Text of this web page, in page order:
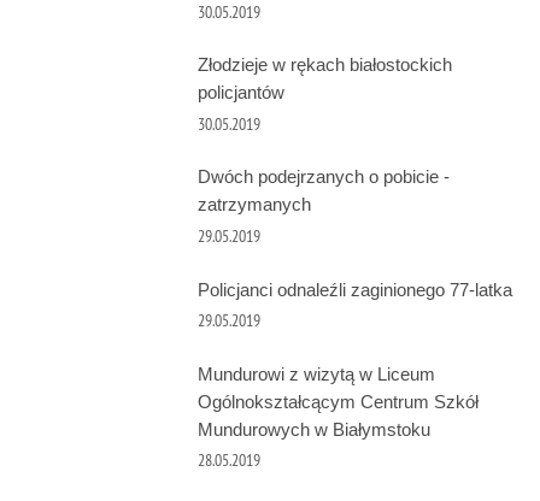
30.05.2019
Złodzieje w rękach białostockich
policjantów
30.05.2019
Dwóch podejrzanych o pobicie -
zatrzymanych
29.05.2019
Policjanci odnaleźli zaginionego 77-latka
29.05.2019
Mundurowi z wizytą w Liceum
Ogólnokształcącym Centrum Szkół
Mundurowych w Białymstoku
28.05.2019